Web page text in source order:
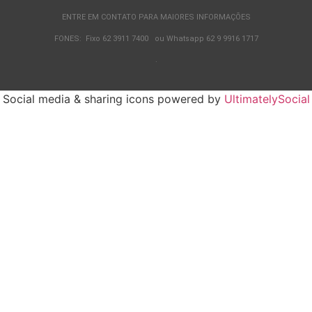
ENTRE EM CONTATO PARA MAIORES INFORMAÇÕES
FONES: Fixo 62 3911 7400 ou Whatsapp 62 9 9916 1717
.
Social media & sharing icons powered by UltimatelySocial